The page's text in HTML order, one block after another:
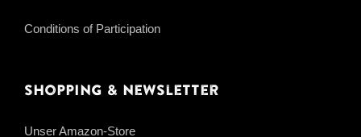
Conditions of Participation
Shopping & Newsletter
Unser Amazon-Store